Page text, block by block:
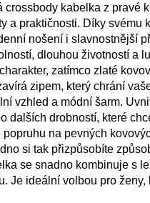
crossbody kabelka z pravé
a praktičnosti. Díky svému
nošení i slavnostnější
dlouhou životností a
zatímco zlaté
zipem, který chrání
vzhled a módní šarm.
dalších drobností, které
na pevných
si tak přizpůsobíte
se snadno kombinuje s
Je ideální volbou pro